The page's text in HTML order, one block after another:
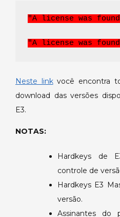
"A license was
"A license was
Neste linkvocê encontra
download das versões
E3.
NOTAS:
Hardkeys de
controle de
Hardkeys E3
versão.
Assinantes do